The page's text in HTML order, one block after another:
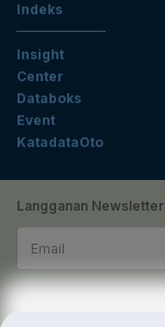
Indeks
Insight
Center
Databoks
Event
KatadataOto
Langganan Newsletter